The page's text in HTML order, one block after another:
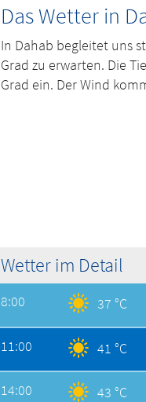
Das Wetter in
In Dahab begleitet uns
Grad zu erwarten. Die
Grad ein. Der Wind
Wetter im Detail
8:00 37 °C
11:00 41 °C
14:00 43 °C